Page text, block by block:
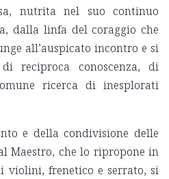
nutrita nel suo continuo
dalla linfa del coraggio che
all’auspicato incontro e si
reciproca conoscenza, di
ricerca di inesplorati
e della condivisione delle
Maestro, che lo ripropone in
violini, frenetico e serrato, si